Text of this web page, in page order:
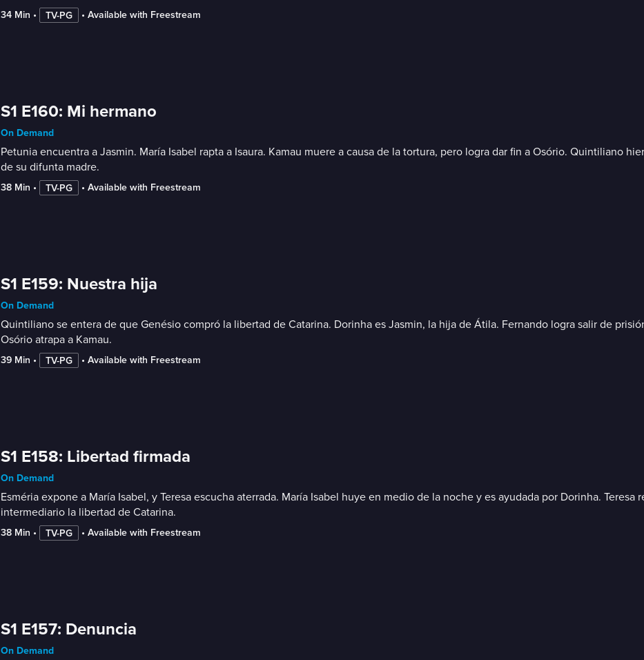
34 Min • TV-PG • Available with Freestream
S1 E160: Mi hermano
On Demand
Petunia encuentra a Jasmin. María Isabel rapta a Isaura. Kamau muere a causa de la tortura, pero logra dar fin a Osório. Quintiliano
de su difunta madre.
38 Min • TV-PG • Available with Freestream
S1 E159: Nuestra hija
On Demand
Quintiliano se entera de que Genésio compró la libertad de Catarina. Dorinha es Jasmin, la hija de Átila. Fernando logra salir de
Osório atrapa a Kamau.
39 Min • TV-PG • Available with Freestream
S1 E158: Libertad firmada
On Demand
Esméria expone a María Isabel, y Teresa escucha aterrada. María Isabel huye en medio de la noche y es ayudada por Dorinha.
intermediario la libertad de Catarina.
38 Min • TV-PG • Available with Freestream
S1 E157: Denuncia
On Demand